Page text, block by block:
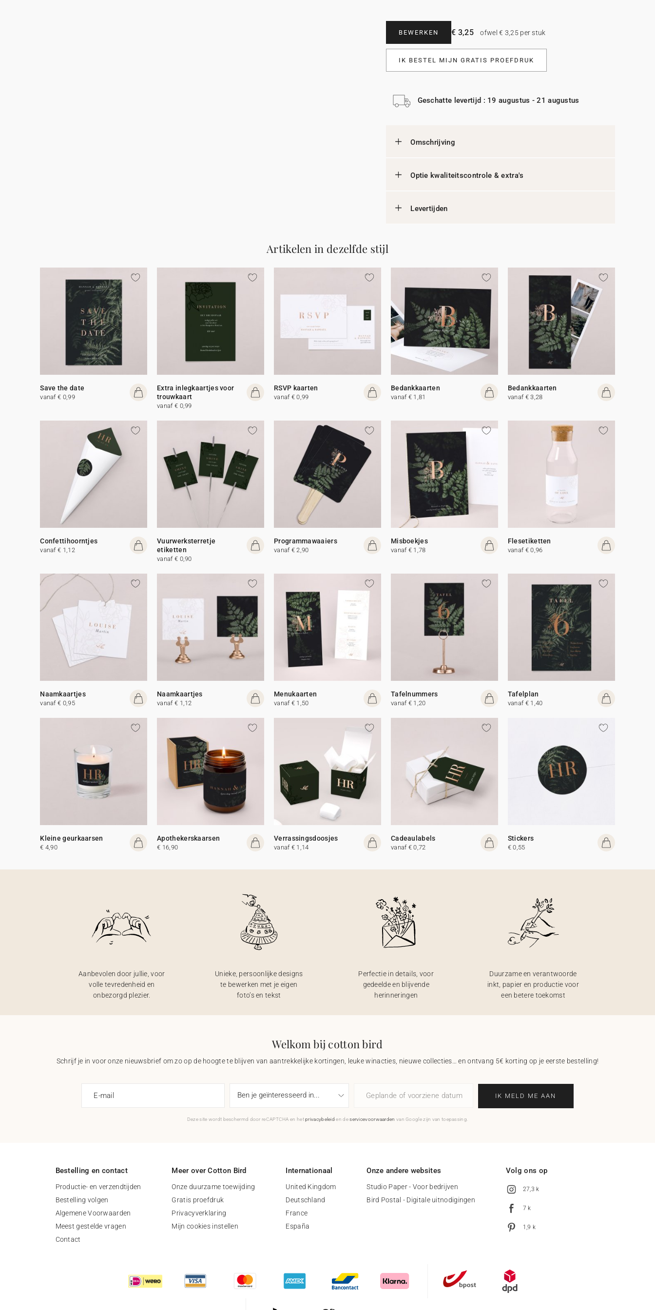
BEWERKEN € 3,25 ofwel € 3,25 per stuk
IK BESTEL MIJN GRATIS PROEFDRUK
Geschatte levertijd : 19 augustus - 21 augustus
Omschrijving
Optie kwaliteitscontrole & extra's
Levertijden
Artikelen in dezelfde stijl
Save the date
vanaf € 0,99
Extra inlegkaartjes voor
trouwkaart
vanaf € 0,99
RSVP kaarten
vanaf € 0,99
Bedankkaarten
vanaf € 1,81
Bedankkaarten
vanaf € 3,28
Confettihoorntjes
vanaf € 1,12
Vuurwerksterretje
etiketten
vanaf € 0,90
Programmawaaiers
vanaf € 2,90
Misboekjes
vanaf € 1,78
Flesetiketten
vanaf € 0,96
Naamkaartjes
vanaf € 0,95
Naamkaartjes
vanaf € 1,12
Menukaarten
vanaf € 1,50
Tafelnummers
vanaf € 1,20
Tafelplan
vanaf € 1,40
Kleine geurkaarsen
€ 4,90
Apothekerskaarsen
€ 16,90
Verrassingsdoosjes
vanaf € 1,14
Cadeaulabels
vanaf € 0,72
Stickers
€ 0,55
Aanbevolen door jullie, voor
volle tevredenheid en
onbezorgd plezier.
Unieke, persoonlijke designs
te bewerken met je eigen
foto’s en tekst
Perfectie in details, voor
gedeelde en blijvende
herinneringen
Duurzame en verantwoorde
inkt, papier en productie voor
een betere toekomst
Welkom bij cotton bird
Schrijf je in voor onze nieuwsbrief om zo op de hoogte te blijven van aantrekkelijke kortingen, leuke winacties, nieuwe collecties… en ontvang 5€ korting op je eerste bestelling!
E-mail Geplande of voorziene datum IK MELD ME AAN
Deze site wordt beschermd door reCAPTCHA en hetprivacybeleid en deservicevoorwaarden van Google zijn van toepassing.
Bestelling en contact
Productie- en verzendtijden
Bestelling volgen
Algemene Voorwaarden
Meest gestelde vragen
Contact
Meer over Cotton Bird
Onze duurzame toewijding
Gratis proefdruk
Privacyverklaring
Mijn cookies instellen
Internationaal
United Kingdom
Deutschland
France
España
Onze andere websites
Studio Paper - Voor bedrijven
Bird Postal - Digitale uitnodigingen
Volg ons op
27,3 k
7 k
1,9 k